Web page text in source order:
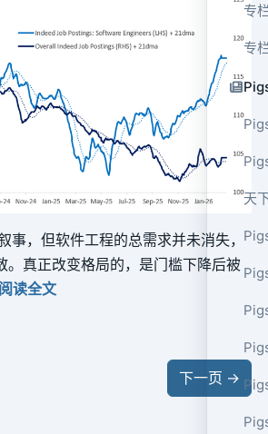
专
专
天
事，但软件工程的总需求并未消失，
。真正改变格局的，是门槛下降后被
阅读全文
下一页 →